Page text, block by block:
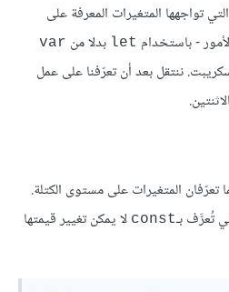
تواجهها المتغيرات المعرفة على
- باستخدام let بدلا من var
ننتقل بعد أن تعرّفنا على عمل
تعرّفان المتغيرات على مستوى الكتلة.
تُعرَّف بـconst لا يمكن تغيير قيمتها